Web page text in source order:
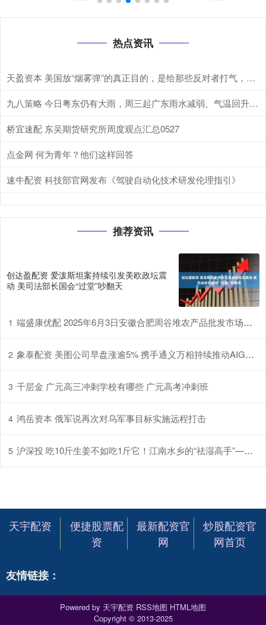
热点资讯
天盈资本 美国放“烟雾弹”的真正目的，是给那些反对者打气，同时给中英关系添堵
九八策略 今日粤东仍有大雨，周三起广东雨水减弱、气温回升 | 天气早知道
桥宜速配 东吴期货研究所周度观点汇总0527
点金网 何为青年？他们这样回答
速牛配资 科技部官网发布《驾驶自动化技术研发伦理指引》
推荐资讯
创达盈配资 爱泼斯坦案持续引发美欧政坛震
动 美司法部长国会“过堂”吵翻天
1 端盛康优配 2025年6月3日安徽合肥周谷堆农产品批发市场价格行情
2 象泰配资 美图公司早盘涨逾5% 携手通义万相持续推动AIGC技术在多领域产业化落地
3 千层金 广元高三冲刺学校有哪些 广元高考冲刺班
4 鸿岳资本 俄军说再次对乌军事目标实施远程打击
5 沪深投 吃10斤生姜不如吃1斤它！江南水乡的“祛湿高手”——鸡头米，现在正当季！
天宇配资
便捷股票配
资
最新配资官
网
炒股配资官
网首页
友情链接：
Powered by 天宇配资 RSS地图 HTML地图
Copyright © 2013-2025